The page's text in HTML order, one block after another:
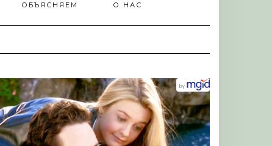
ОБЪЯСНЯЕМ О НАС